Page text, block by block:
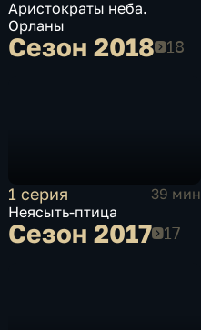
Аристократы неба.
Орланы
Сезон 2018Сезон 2018
1 серия
39 мин
Неясыть-птица
Сезон 2017Сезон 2017